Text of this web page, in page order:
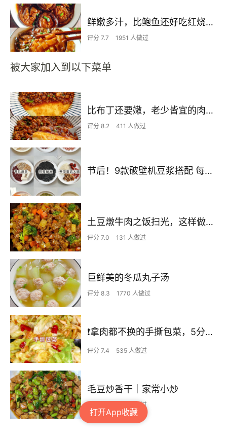
打开App收藏
鲜嫩多汁，比鲍鱼还好吃红烧香菇
评分 7.7 1951 人做过
被大家加入到以下菜单
比布丁还要嫩，老少皆宜的肉沫蒸蛋
评分 8.2 411 人做过
节后！9款破壁机豆浆搭配 每天不重样喝出好状态！
土豆燉牛肉之饭扫光，这样做也太香了吧，还没出锅已是浓香四溢了
评分 7.0 131 人做过
巨鲜美的冬瓜丸子汤
评分 8.3 1770 人做过
❗拿肉都不换的手撕包菜，5分钟快手家常菜🔥
评分 7.4 535 人做过
毛豆炒香干｜家常小炒
273 人做过